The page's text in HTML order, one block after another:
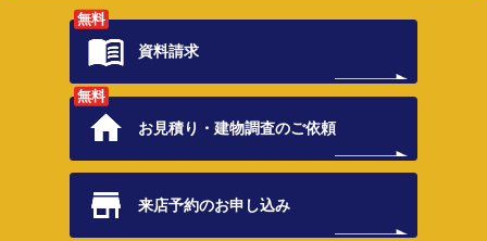
無料
資料請求
無料
お見積り・建物調査のご依頼
来店予約のお申し込み